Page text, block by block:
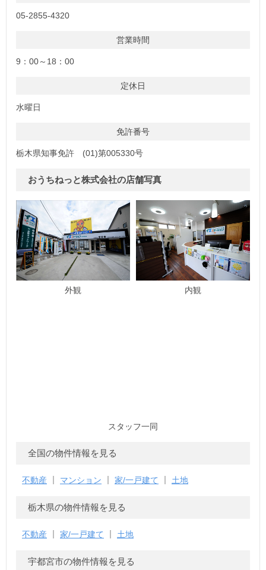
05-2855-4320
営業時間
9：00～18：00
定休日
水曜日
免許番号
栃木県知事免許 (01)第005330号
おうちねっと株式会社の店舗写真
外観 内観
スタッフ一同
全国の物件情報を見る
不動産 マンション 家/一戸建て 土地
栃木県の物件情報を見る
不動産 家/一戸建て 土地
宇都宮市の物件情報を見る